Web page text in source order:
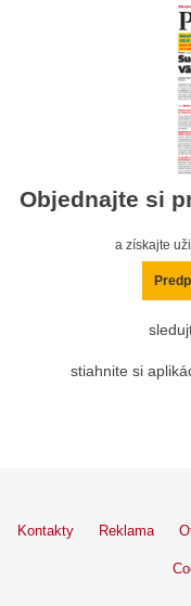
Objednajte si
a získajte
stiahnite si
Kontakty Reklama